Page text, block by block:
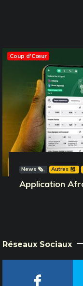
Coup d'Cœur
News 🗞️ Autres 🎽
Application
Réseaux Sociaux